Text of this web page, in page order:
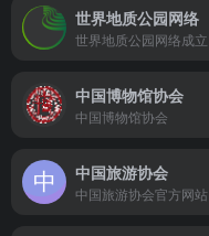
世界地质公园网络
中国博物馆协会
中国博物馆协会
中国旅游协会
中国旅游协会官方网站